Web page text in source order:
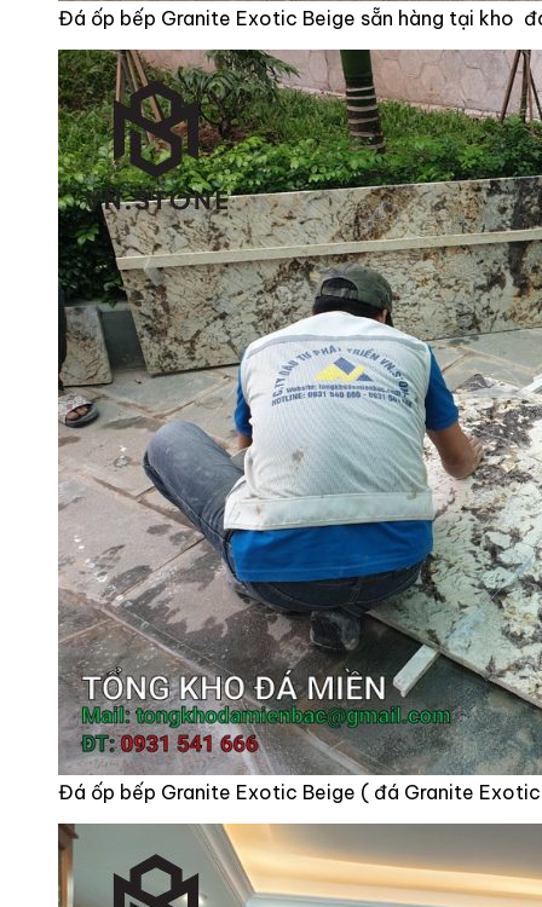
Đá ốp bếp Granite Exotic Beige sẵn hàng tại kho
Đá ốp bếp Granite Exotic Beige ( đá Granite